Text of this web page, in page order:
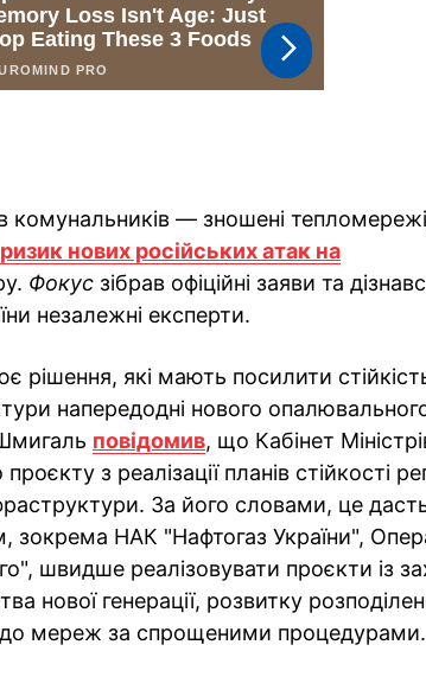
комунальників — зношені
нових російських атак на
Фокус зібрав офіційні заяви та
незалежні експерти.
рішення, які мають посилити
напередодні нового
повідомив, що Кабінет
з реалізації планів стійкості
За його словами, це
зокрема НАК "Нафтогаз України",
швидше реалізовувати проєкти із
нової генерації, розвитку
до мереж за спрощеними процедурами.